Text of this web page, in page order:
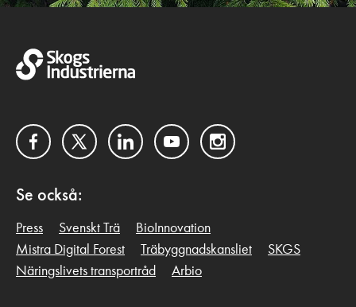
FacebookTwitterLinkedInYouTubeInstagram
Se också:
Press Svenskt Trä
BioInnovation
Mistra Digital Forest
Träbyggnadskansliet
SKGS
Näringslivets transportråd
Arbio